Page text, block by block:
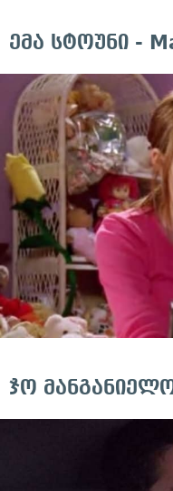
ემა სტოუნი -
ჯო